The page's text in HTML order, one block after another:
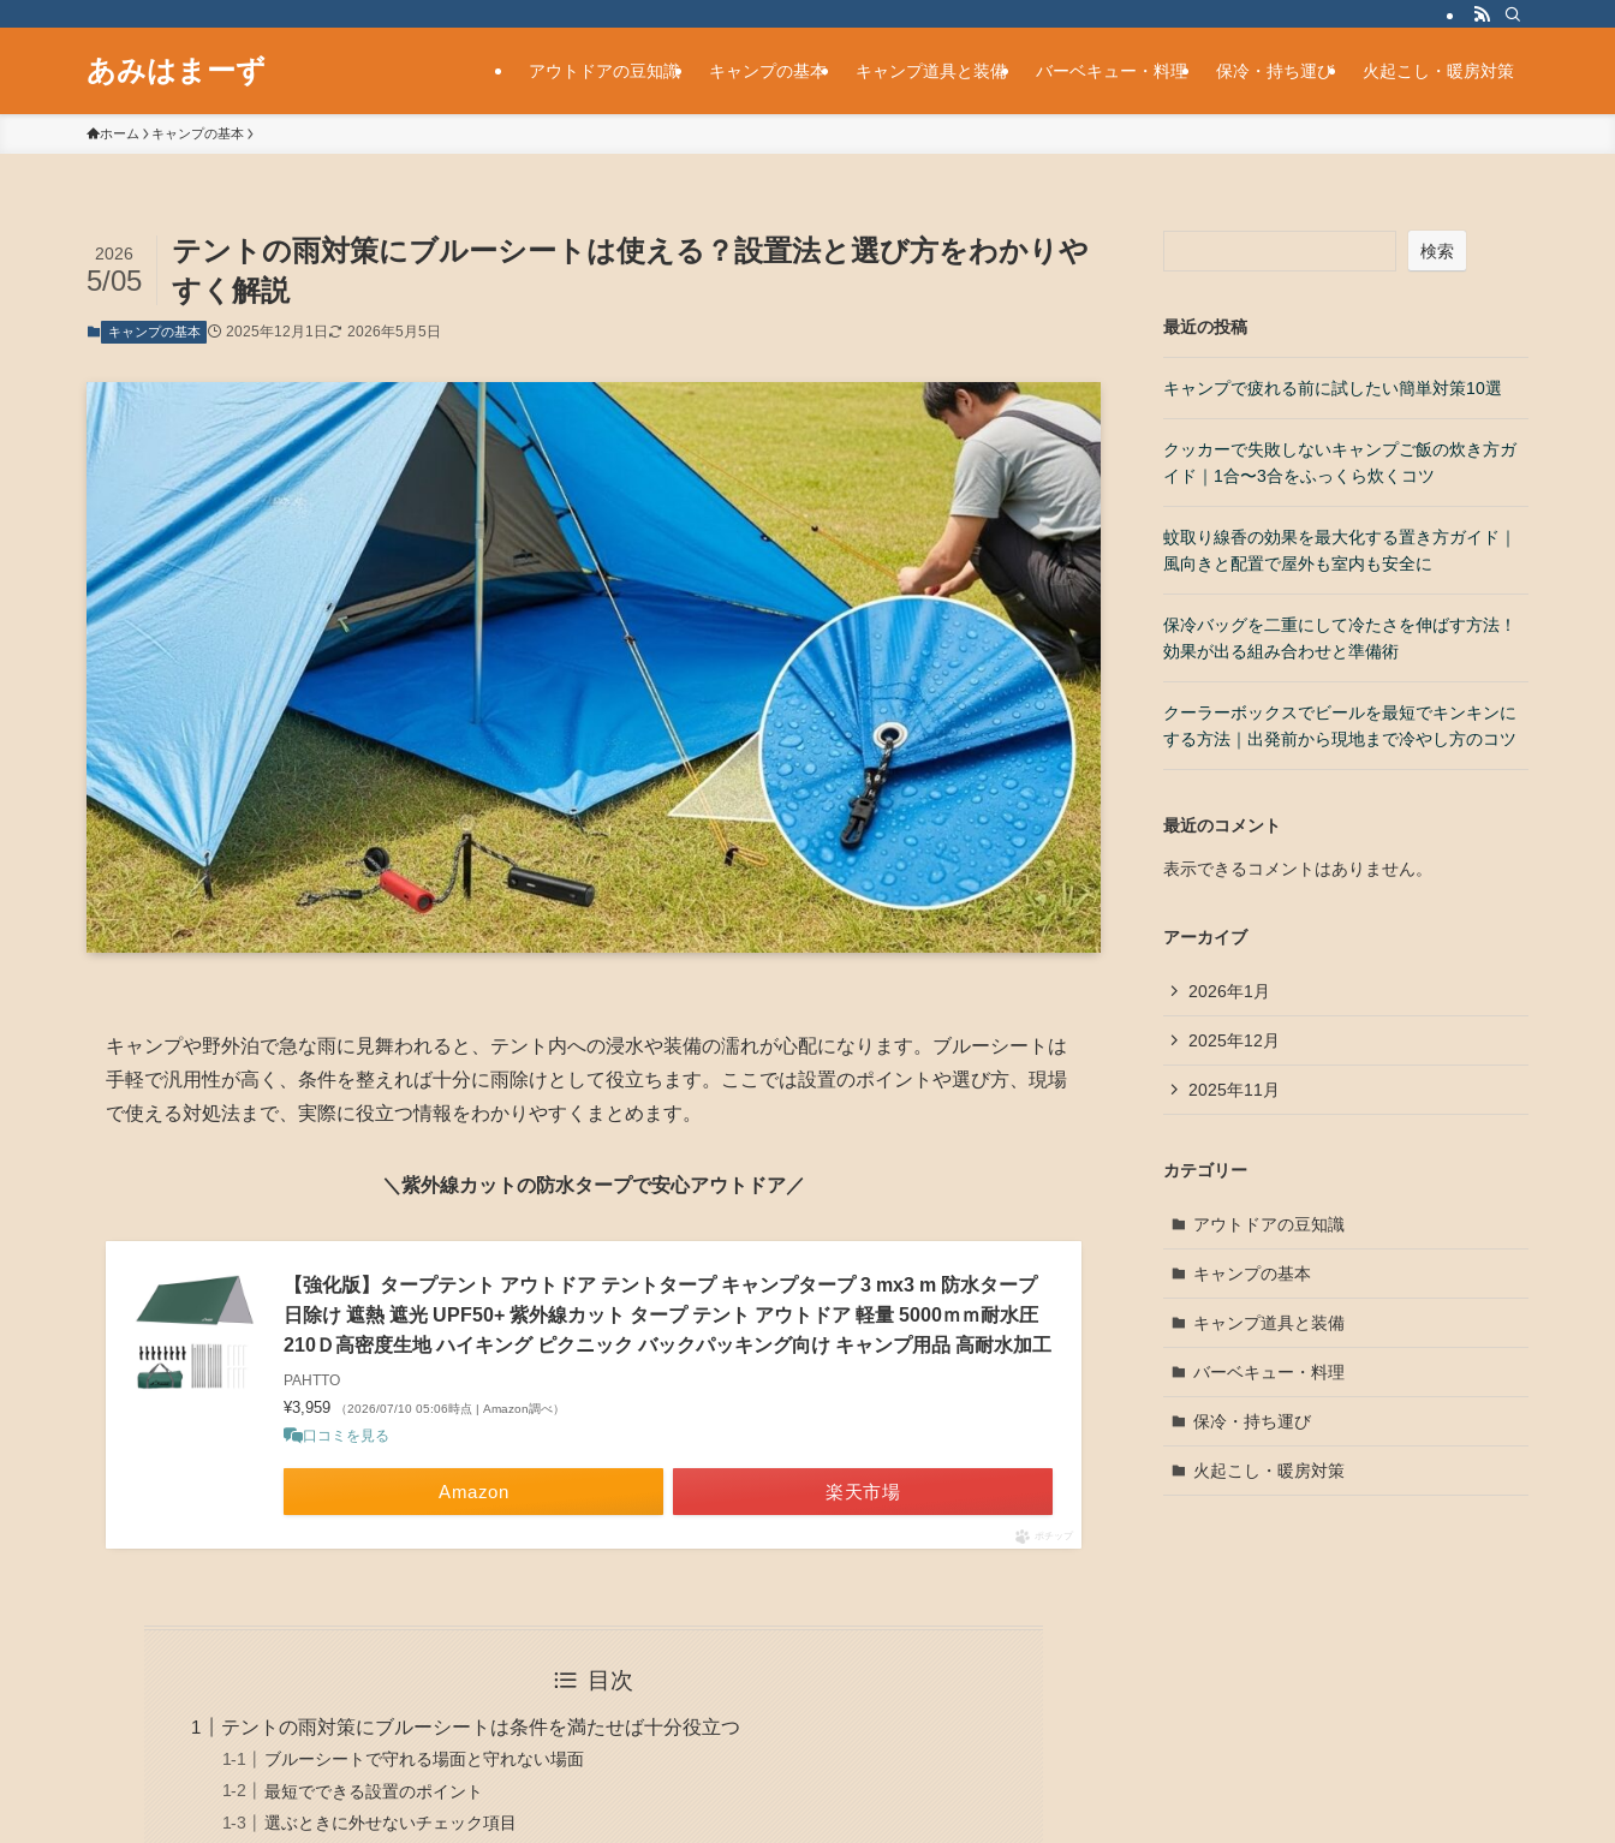
あみはまーず アウトドアの豆知識 キャンプの基本 キャンプ道具と装備 バーベキュー・料理 保冷・持ち運び 火起こし・暖房対策
ホーム キャンプの基本
テントの雨対策にブルーシートは使える？設置法と選び方をわかりや
すく解説
2026
5/05
キャンプの基本 2025年12月1日 2026年5月5日
キャンプや野外泊で急な雨に見舞われると、テント内への浸水や装備の濡れが心配になります。ブルーシートは
手軽で汎用性が高く、条件を整えれば十分に雨除けとして役立ちます。ここでは設置のポイントや選び方、現場
で使える対処法まで、実際に役立つ情報をわかりやすくまとめます。
＼紫外線カットの防水タープで安心アウトドア／
【強化版】タープテント アウトドア テントタープ キャンプタープ 3 mx3 m 防水タープ
日除け 遮熱 遮光 UPF50+ 紫外線カット タープ テント アウトドア 軽量 5000ｍｍ耐水圧
210Ｄ高密度生地 ハイキング ピクニック バックパッキング向け キャンプ用品 高耐水加工
PAHTTO
¥3,959 （2026/07/10 05:06時点 | Amazon調べ）
口コミを見る
Amazon 楽天市場
ポチップ
目次
テントの雨対策にブルーシートは条件を満たせば十分役立つ
ブルーシートで守れる場面と守れない場面
最短でできる設置のポイント
選ぶときに外せないチェック項目
検索
最近の投稿
キャンプで疲れる前に試したい簡単対策10選
クッカーで失敗しないキャンプご飯の炊き方ガ
イド｜1合〜3合をふっくら炊くコツ
蚊取り線香の効果を最大化する置き方ガイド｜
風向きと配置で屋外も室内も安全に
保冷バッグを二重にして冷たさを伸ばす方法！
効果が出る組み合わせと準備術
クーラーボックスでビールを最短でキンキンに
する方法｜出発前から現地まで冷やし方のコツ
最近のコメント
表示できるコメントはありません。
アーカイブ
2026年1月
2025年12月
2025年11月
カテゴリー
アウトドアの豆知識
キャンプの基本
キャンプ道具と装備
バーベキュー・料理
保冷・持ち運び
火起こし・暖房対策